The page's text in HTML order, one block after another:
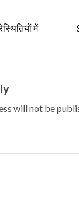
में
will not be